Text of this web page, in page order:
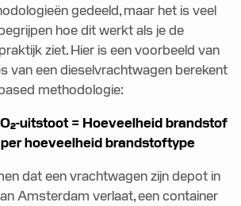
gedeeld, maar het is veel
hoe dit werkt als je de
ziet. Hier is een voorbeeld van
van een dieselvrachtwagen berekent
methodologie:
uitstoot = Hoeveelheid brandstof
hoeveelheid brandstoftype
dat een vrachtwagen zijn depot in
Amsterdam verlaat, een container